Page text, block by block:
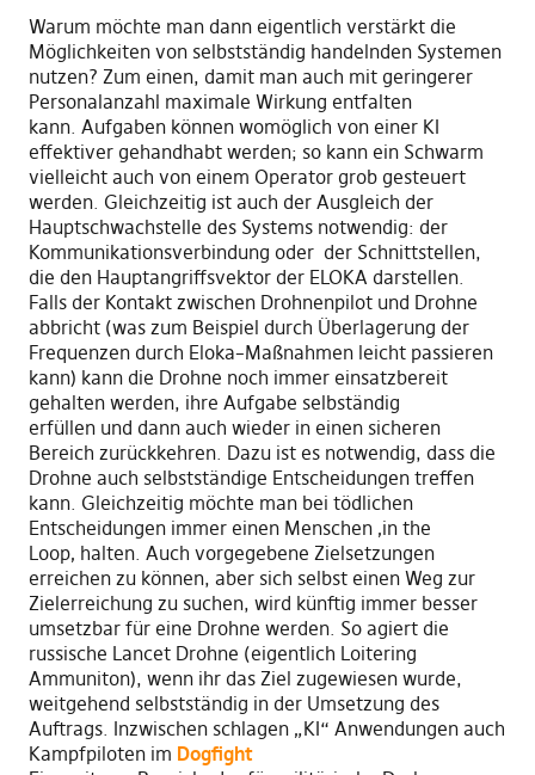
Warum möchte man dann eigentlich verstärkt die
Möglichkeiten von selbstständig handelnden Systemen
nutzen? Zum einen, damit man auch mit geringerer
Personalanzahl maximale Wirkung entfalten
kann. Aufgaben können womöglich von einer KI
effektiver gehandhabt werden; so kann ein Schwarm
vielleicht auch von einem Operator grob gesteuert
werden. Gleichzeitig ist auch der Ausgleich der
Hauptschwachstelle des Systems notwendig: der
Kommunikationsverbindung oder der Schnittstellen,
die den Hauptangriffsvektor der ELOKA darstellen.
Falls der Kontakt zwischen Drohnenpilot und Drohne
abbricht (waszum Beispiel durch Überlagerung der
Frequenzen durch Eloka–Maßnahmen leicht passieren
kann) kann die Drohne noch immer einsatzbereit
gehalten werden, ihre Aufgabe selbständig
erfüllenund dann auch wieder in einen sicheren
Bereich zurückkehren. Dazu ist es notwendig, dass die
Drohne auch selbstständige Entscheidungen treffen
kann. Gleichzeitig möchte man bei tödlichen
Entscheidungen immer einen Menschen ‚in the
Loop‚ halten. Auch vorgegebene Zielsetzungen
erreichen zu können, aber sich selbst einen Weg zur
Zielerreichung zu suchen, wird künftig immer besser
umsetzbar für eine Drohne werden. So agiert die
russische Lancet Drohne (eigentlich Loitering
Ammuniton), wenn ihr das Ziel zugewiesen wurde,
weitgehend selbstständig in der Umsetzung des
Auftrags. Inzwischen schlagen „KI“ Anwendungen auch
Kampfpiloten im Dogfight